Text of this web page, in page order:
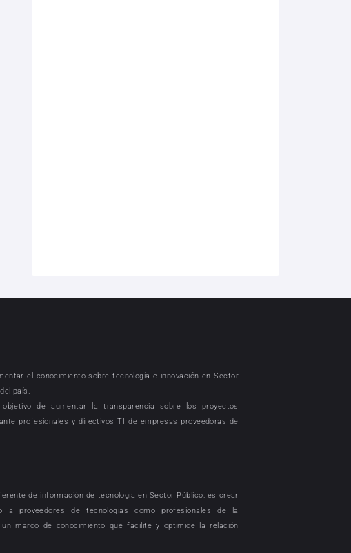
el conocimiento sobre tecnología e innovación en Sector
país.
de aumentar la transparencia sobre los proyectos
profesionales y directivos TI de empresas proveedoras de
de información de tecnología en Sector Público, es crear
a proveedores de tecnologías como profesionales de la
un marco de conocimiento que facilite y optimice la relación